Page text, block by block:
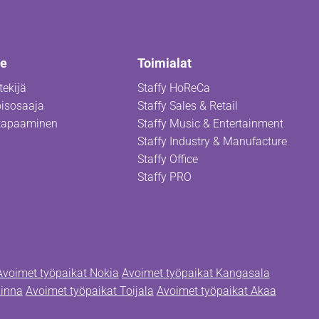
Toimialat
Staffy HoReCa
Staffy Sales & Retail
Staffy Music & Entertainment
Staffy Industry & Manufacture
Staffy Office
Staffy PRO
työpaikat Nokia Avoimet työpaikat Kangasala
Avoimet työpaikat Toijala Avoimet työpaikat Akaa